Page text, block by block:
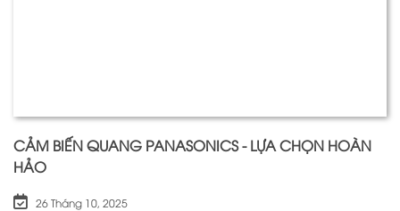
CẢM BIẾN QUANG PANASONICS - LỰA CHỌN HOÀN
HẢO
26 Tháng 10, 2025